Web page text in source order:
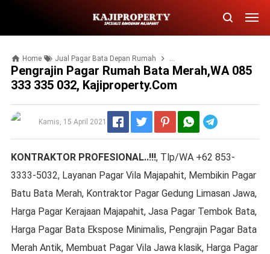
Home Jual Pagar Bata Depan Rumah Jual Pagar Rumah Kerajaan
Pengrajin Pagar Rumah Bata Merah,WA 085
333 335 032, Kajiproperty.com
Kamis, 15 April 2021
KONTRAKTOR PROFESIONAL..!!!, Tlp/WA +62 853-
3333-5032, Layanan Pagar Vila Majapahit, Membikin Pagar
Batu Bata Merah, Kontraktor Pagar Gedung Limasan Jawa,
Harga Pagar Kerajaan Majapahit, Jasa Pagar Tembok Bata,
Harga Pagar Bata Ekspose Minimalis, Pengrajin Pagar Bata
Merah Antik, Membuat Pagar Vila Jawa klasik, Harga Pagar